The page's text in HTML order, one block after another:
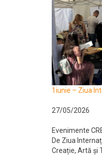
1iunie – Ziua
27/05/2026
Evenimente
De Ziua
Creație, Artă și